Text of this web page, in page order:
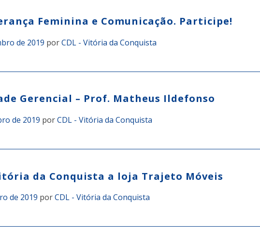
Feminina e Comunicação. Participe!
de 2019 porCDL - Vitória da Conquista
Gerencial – Prof. Matheus Ildefonso
de 2019 porCDL - Vitória da Conquista
da Conquista a loja Trajeto Móveis
de 2019 porCDL - Vitória da Conquista